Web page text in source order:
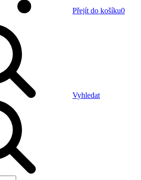
Přejít do košíku0
Vyhledat